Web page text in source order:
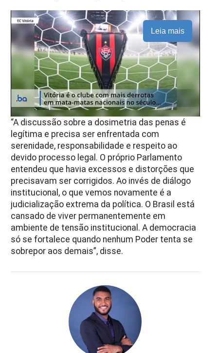
Leia mais
“A discussão sobre a dosimetria das penas é
legítima e precisa ser enfrentada com
serenidade, responsabilidade e respeito ao
devido processo legal. O próprio Parlamento
entendeu que havia excessos e distorções que
precisavam ser corrigidos. Ao invés de diálogo
institucional, o que vemos novamente é a
judicialização extrema da política. O Brasil está
cansado de viver permanentemente em
ambiente de tensão institucional. A democracia
só se fortalece quando nenhum Poder tenta se
sobrepor aos demais”, disse.